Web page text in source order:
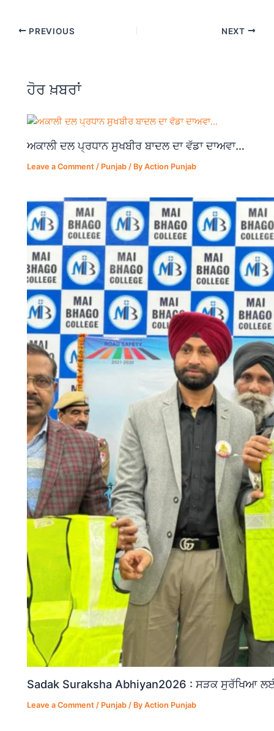
c
e
o
o
k
at
s
p
p
ar
e
PREVIOUS NEXT
ਹੋਰ ਖ਼ਬਰਾਂ
ਅਕਾਲੀ ਦਲ ਪ੍ਰਧਾਨ ਸੁਖਬੀਰ ਬਾਦਲ ਦਾ ਵੱਡਾ ਦਾਅਵਾ…
Leave a Comment / Punjab / ByAction Punjab
Sadak Suraksha Abhiyan2026 : ਸੜਕ ਸੁਰੱਖਿਆ
Leave a Comment / Punjab / ByAction Punjab